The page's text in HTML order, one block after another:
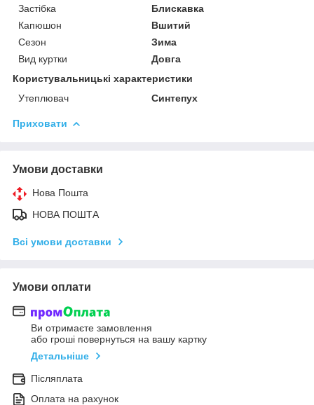
Застібка
Блискавка
Капюшон
Вшитий
Сезон
Зима
Вид куртки
Довга
Користувальницькі характеристики
Утеплювач
Синтепух
Приховати
Умови доставки
Нова Пошта
НОВА ПОШТА
Всі умови доставки
Умови оплати
Ви отримаєте замовлення
або гроші повернуться на вашу картку
Детальніше
Післяплата
Оплата на рахунок